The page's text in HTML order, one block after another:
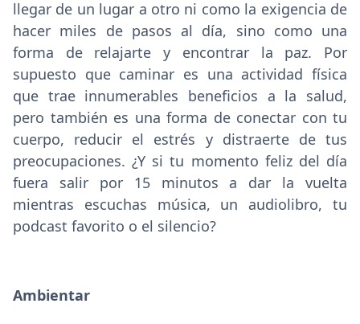
llegar de un lugar a otro ni como la exigencia de
hacer miles de pasos al día, sino como una
forma de relajarte y encontrar la paz. Por
supuesto que caminar es una actividad física
que trae innumerables beneficios a la salud,
pero también es una forma de conectar con tu
cuerpo, reducir el estrés y distraerte de tus
preocupaciones. ¿Y si tu momento feliz del día
fuera salir por 15 minutos a dar la vuelta
mientras escuchas música, un audiolibro, tu
podcast favorito o el silencio?
Ambientar